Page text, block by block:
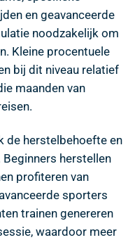
en geavanceerde
noodzakelijk om
Kleine procentuele
bij dit niveau relatief
maanden van
de herstelbehoefte en
herstellen
profiteren van
sporters
trainen genereren
waardoor meer